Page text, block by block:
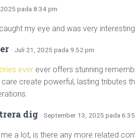
2025 pada 8:34 pm
my eye and was very
· Juli 21, 2025 pada 9:52 pm
ever ever offers stunning
create powerful, lasting tributes
dig · September 13, 2025 pada
a lot, is there any more related